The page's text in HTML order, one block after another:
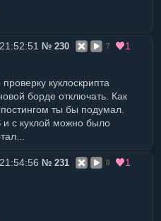
№ 230 7 1
куклоскрипта
борде отключать. Как
ты бы подумал.
и с куклой можно было
№ 231 8 1